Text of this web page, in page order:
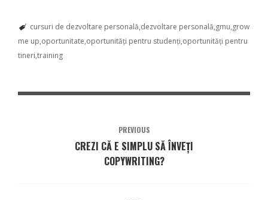
cursuri de dezvoltare personală dezvoltare personală gmu grow
me up oportunitate oportunități pentru studenți oportunități pentru
tineri training
PREVIOUS
CREZI CĂ E SIMPLU SĂ ÎNVEȚI
COPYWRITING?